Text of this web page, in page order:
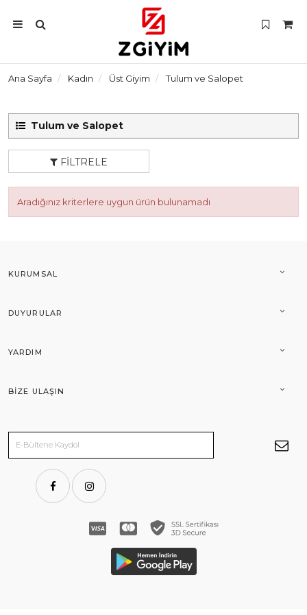
Ana Sayfa Kadın Üst Giyim Tulum ve Salopet
Tulum ve Salopet
FILTRELE
Aradığınız kriterlere uygun ürün bulunamadı
KURUMSAL
DUYURULAR
YARDIM
BIZE ULAŞIN